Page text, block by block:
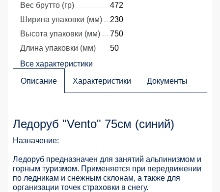
Вес брутто (гр)
472
Ширина упаковки (мм)
230
Высота упаковки (мм)
750
Длина упаковки (мм)
50
Все характеристики
Описание Характеристики Документы
Ледоруб "Vento" 75см (синий)
Назначение:
Ледоруб предназначен для занятий альпинизмом и
горным туризмом. Применяется при передвижении
по ледникам и снежным склонам, а также для
организации точек страховки в снегу.